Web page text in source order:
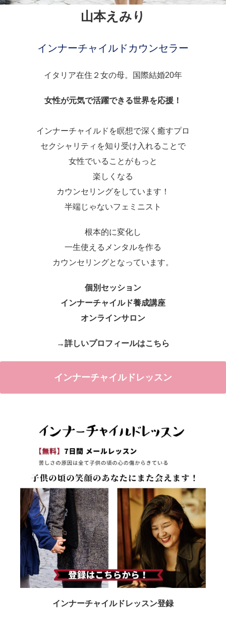
山本えみり
インナーチャイルドカウンセラー
イタリア在住２女の母。国際結婚20年
女性が元気で活躍できる世界を応援！
インナーチャイルドを瞑想で深く癒すプロ
セクシャリティを知り受け入れることで
女性でいることがもっと
楽しくなる
カウンセリングをしています！
半端じゃないフェミニスト
根本的に変化し
一生使えるメンタルを作る
カウンセリングとなっています。
個別セッション
インナーチャイルド養成講座
オンラインサロン
→詳しいプロフィールはこちら
インナーチャイルドレッスン
インナーチャイルドレッスン登録